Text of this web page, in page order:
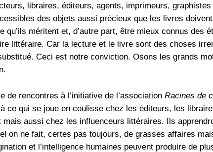
libraires, éditeurs, agents, imprimeurs,
des objets aussi précieux que les livres
qu’ils méritent et, d’autre part, être mieux connus des
littéraire. Car la lecture et le livre sont des choses
Ceci est notre conviction. Osons les grands
de rencontres à l’initiative de l’association Racines de
ce qui se joue en coulisse chez les éditeurs, les
mais aussi chez les influenceurs littéraires. Ils
on ne fait, certes pas toujours, de grasses affaires
et l’intelligence humaines peuvent produire de